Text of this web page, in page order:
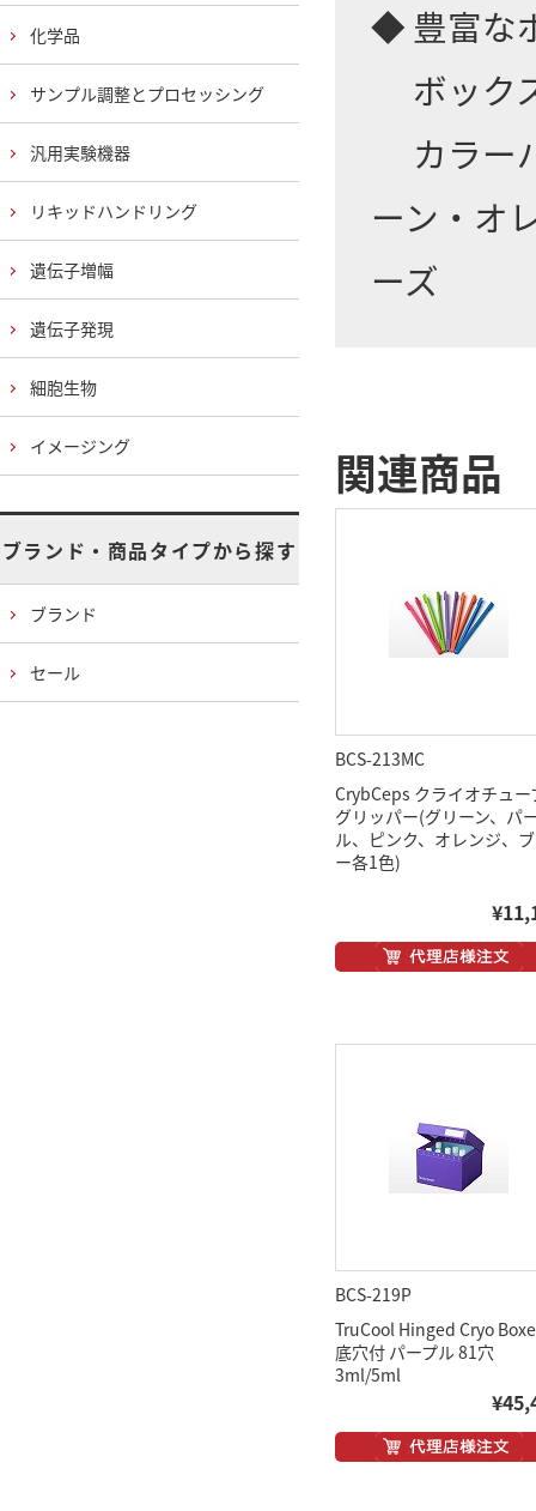
◆ 豊富な
ボック
カラー
ーン・オ
ーズ
関連商品
BCS-213MC
CrybCeps クライオチュー
グリッパー(グリーン、パ
ル、ピンク、オレンジ、
ー各1色)
BCS-219P
TruCool Hinged Cryo
底穴付 パープル 81穴
3ml/5ml
化学品
サンプル調整とプロセッシング
汎用実験機器
リキッドハンドリング
遺伝子増幅
遺伝子発現
細胞生物
イメージング
ブランド・商品タイプから探す
ブランド
セール